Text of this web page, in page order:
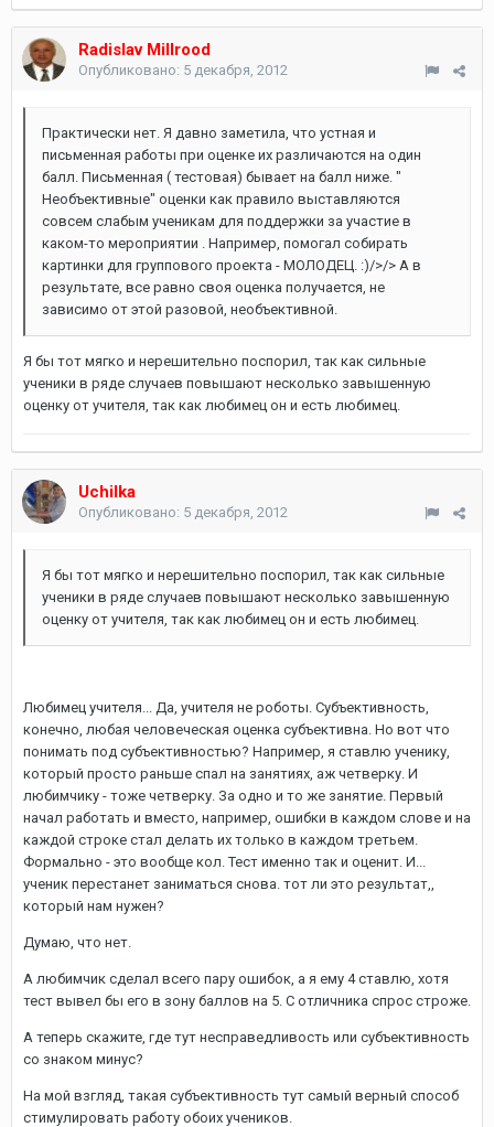
Radislav Millrood
Опубликовано: 5 декабря, 2012
Практически нет. Я давно заметила, что устная и
письменная работы при оценке их различаются на один
балл. Письменная ( тестовая) бывает на балл ниже. "
Необъективные" оценки как правило выставляются
совсем слабым ученикам для поддержки за участие в
каком-то мероприятии . Например, помогал собирать
картинки для группового проекта - МОЛОДЕЦ. :)/>/> А в
результате, все равно своя оценка получается, не
зависимо от этой разовой, необъективной.
Я бы тот мягко и нерешительно поспорил, так как сильные
ученики в ряде случаев повышают несколько завышенную
оценку от учителя, так как любимец он и есть любимец.
Uchilka
Опубликовано: 5 декабря, 2012
Я бы тот мягко и нерешительно поспорил, так как сильные
ученики в ряде случаев повышают несколько завышенную
оценку от учителя, так как любимец он и есть любимец.
Любимец учителя... Да, учителя не роботы. Субъективность,
конечно, любая человеческая оценка субъективна. Но вот что
понимать под субъективностью? Например, я ставлю ученику,
который просто раньше спал на занятиях, аж четверку. И
любимчику - тоже четверку. За одно и то же занятие. Первый
начал работать и вместо, например, ошибки в каждом слове и на
каждой строке стал делать их только в каждом третьем.
Формально - это вообще кол. Тест именно так и оценит. И...
ученик перестанет заниматься снова. тот ли это результат,,
который нам нужен?
Думаю, что нет.
А любимчик сделал всего пару ошибок, а я ему 4 ставлю, хотя
тест вывел бы его в зону баллов на 5. С отличника спрос строже.
А теперь скажите, где тут несправедливость или субъективность
со знаком минус?
На мой взгляд, такая субъективность тут самый верный способ
стимулировать работу обоих учеников.